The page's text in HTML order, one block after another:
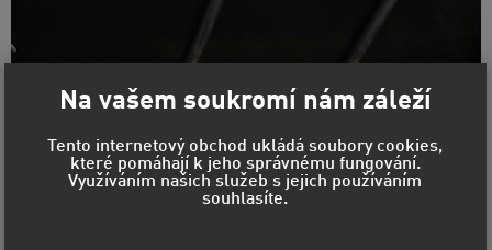
Na vašem soukromí nám záleží
Tento internetový obchod ukládá soubory cookies,
které pomáhají k jeho správnému fungování.
Využíváním našich služeb s jejich používáním
souhlasíte.